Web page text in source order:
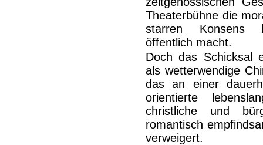
Theaterbühne die
starren Konsens
öffentlich macht.
Doch das Schicksal
als wetterwendige
das an einer
orientierte
christliche und
romantisch
verweigert.